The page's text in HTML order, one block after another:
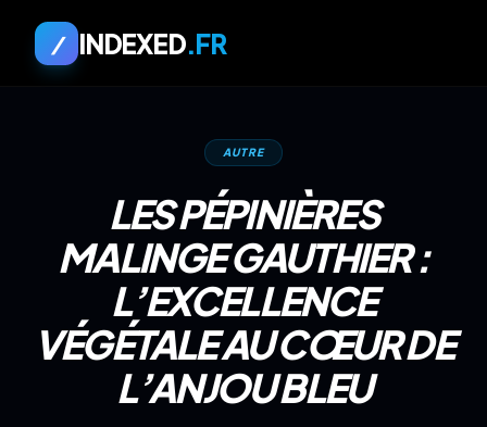
/ INDEXED.FR
AUTRE
LES PÉPINIÈRES
MALINGE GAUTHIER :
L’EXCELLENCE
VÉGÉTALE AU CŒUR DE
L’ANJOU BLEU